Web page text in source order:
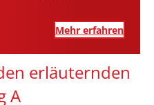
Mehr erfahren
erläuternden
A